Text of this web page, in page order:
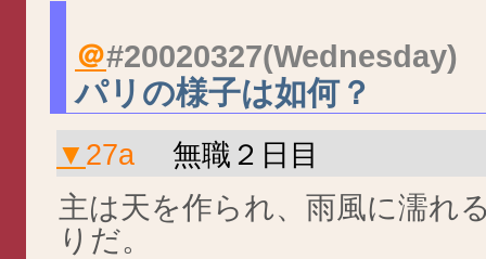
＠#20020327(Wednesday)
パリの様子は如何？
▼ 27a
無職２日目
主は天を作られ、雨風に濡れ
りだ。